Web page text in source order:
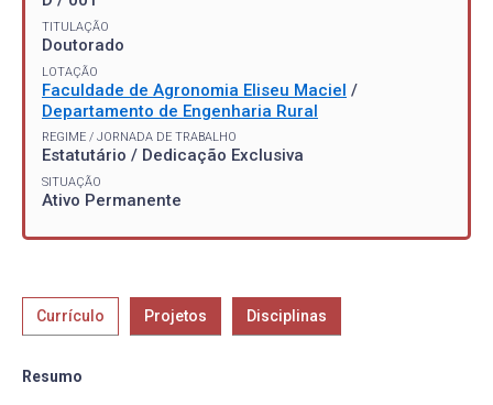
TITULAÇÃO
Doutorado
LOTAÇÃO
Faculdade de Agronomia Eliseu Maciel /
Departamento de Engenharia Rural
REGIME / JORNADA DE TRABALHO
Estatutário / Dedicação Exclusiva
SITUAÇÃO
Ativo Permanente
Currículo Projetos Disciplinas
Resumo